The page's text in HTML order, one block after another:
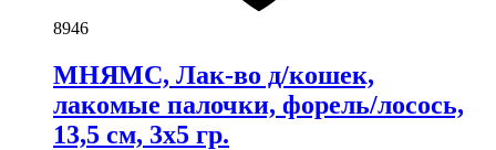
8946
МНЯМС, Лак-во д/кошек,
лакомые палочки, форель/лосось,
13,5 см, 3х5 гр.